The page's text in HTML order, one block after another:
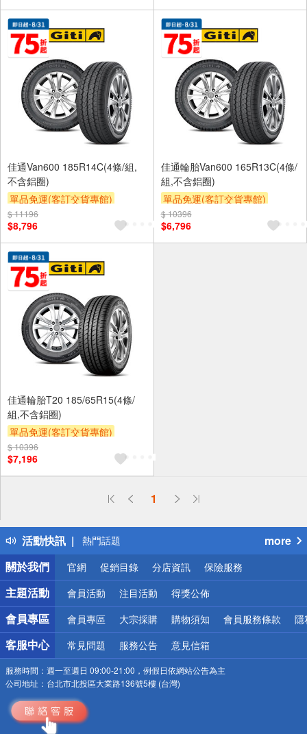
佳通Van600 185R14C(4條/組,
不含鋁圈)
單品免運(客訂交貨專館)
$ 11196
$8,796
佳通輪胎Van600 165R13C(4條/
組,不含鋁圈)
單品免運(客訂交貨專館)
$ 10396
$6,796
佳通輪胎T20 185/65R15(4條/
組,不含鋁圈)
單品免運(客訂交貨專館)
$ 10396
$7,196
1
活動快訊
偏遠地區配送
得獎公告
熱門話題
銀行優惠
偏遠地區配送
詐騙網頁！請小心！
more
關於我們
官網 促銷目錄 分店資訊 保險服務
主題活動 會員活動 注目活動 得獎公佈
會員專區 會員專區 大宗採購 購物須知 會員服務條款 隱
客服中心 常見問題 服務公告 意見信箱
服務時間： 週一至週日 09:00-21:00，例假日依網站公告為主
公司地址： 台北市北投區大業路136號5樓 (台灣)